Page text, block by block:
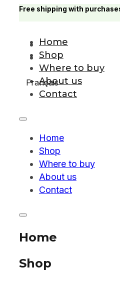
Free shipping with
Français
Home
Shop
Where to buy
About us
Contact
Home
Shop
Where to buy
About us
Contact
Home
Shop